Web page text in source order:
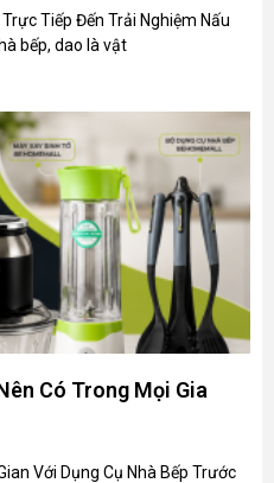
Tiếp Đến Trải Nghiệm Nấu
bếp, dao là vật
Có Trong Mọi Gia
Với Dụng Cụ Nhà Bếp Trước